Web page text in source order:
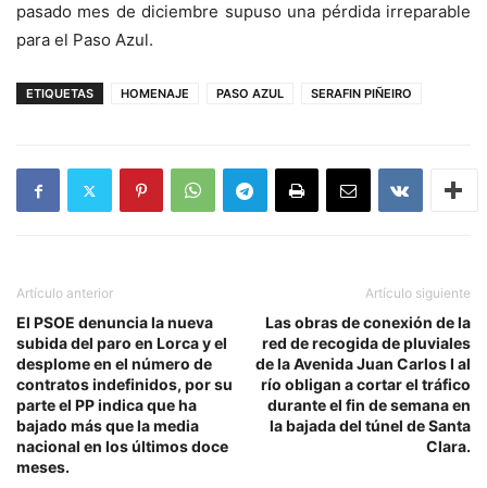
pasado mes de diciembre supuso una pérdida irreparable
para el Paso Azul.
ETIQUETAS HOMENAJE PASO AZUL SERAFIN PIÑEIRO
Artículo anterior
El PSOE denuncia la nueva
subida del paro en Lorca y el
desplome en el número de
contratos indefinidos, por su
parte el PP indica que ha
bajado más que la media
nacional en los últimos doce
meses.
Artículo siguiente
Las obras de conexión de la
red de recogida de pluviales
de la Avenida Juan Carlos I al
río obligan a cortar el tráfico
durante el fin de semana en
la bajada del túnel de Santa
Clara.